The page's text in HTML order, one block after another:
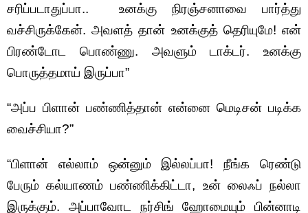
சரிப்படாதுப்பா.. உனக்கு நிரஞ்சனாவை பார்த்து
வச்சிருக்கேன். அவளத் தான் உனக்குத் தெரியுமே! என்
பிரண்டோட பொண்ணு. அவளும் டாக்டர். உனக்கு
பொருத்தமாய் இருப்பா”
“அப்ப பிளான் பண்ணித்தான் என்னை மெடிசன் படிக்க
வைச்சியா?”
“பிளான் எல்லாம் ஒன்னும் இல்லப்பா! நீங்க ரெண்டு
பேரும் கல்யாணம் பண்ணிக்கிட்டா, உன் லைஃப் நல்லா
இருக்கும். அப்பாவோட நர்சிங் ஹோமையும் பின்னாடி